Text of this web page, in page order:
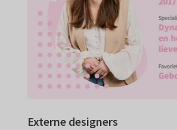
Externe designers